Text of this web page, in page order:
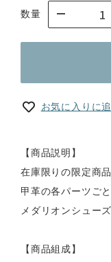
数量
お気に入りに
【商品説明】
在庫限りの限定商品
甲革の各パーツご
メダリオンシューズ
【商品組成】